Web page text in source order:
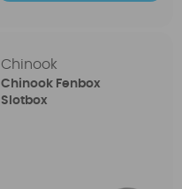
Chinook
Chinook Fenbox
Slotbox